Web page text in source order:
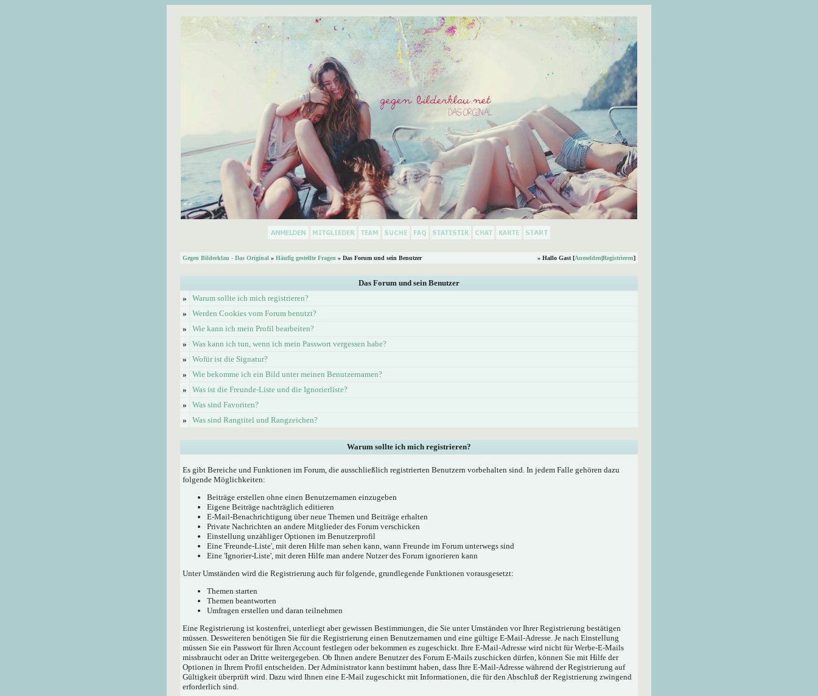
Gegen Bilderklau - Das Original » Häufig gestellte Fragen » Das Forum und sein Benutzer » Hallo Gast [Anmelden|Registrieren]
Das Forum und sein Benutzer
»
Warum sollte ich mich registrieren?
»
Werden Cookies vom Forum benutzt?
»
Wie kann ich mein Profil bearbeiten?
»
Was kann ich tun, wenn ich mein Passwort vergessen habe?
»
Wofür ist die Signatur?
»
Wie bekomme ich ein Bild unter meinen Benutzernamen?
»
Was ist die Freunde-Liste und die Ignorierliste?
»
Was sind Favoriten?
»
Was sind Rangtitel und Rangzeichen?
Warum sollte ich mich registrieren?
Es gibt Bereiche und Funktionen im Forum, die ausschließlich registrierten Benutzern vorbehalten sind. In jedem Falle gehören dazu
folgende Möglichkeiten:
Beiträge erstellen ohne einen Benutzernamen einzugeben
Eigene Beiträge nachträglich editieren
E-Mail-Benachrichtigung über neue Themen und Beiträge erhalten
Private Nachrichten an andere Mitglieder des Forum verschicken
Einstellung unzähliger Optionen im Benutzerprofil
Eine 'Freunde-Liste', mit deren Hilfe man sehen kann, wann Freunde im Forum unterwegs sind
Eine 'Ignorier-Liste', mit deren Hilfe man andere Nutzer des Forum ignorieren kann
Unter Umständen wird die Registrierung auch für folgende, grundlegende Funktionen vorausgesetzt:
Themen starten
Themen beantworten
Umfragen erstellen und daran teilnehmen
Eine Registrierung ist kostenfrei, unterliegt aber gewissen Bestimmungen, die Sie unter Umständen vor Ihrer Registrierung bestätigen
müssen. Desweiteren benötigen Sie für die Registrierung einen Benutzernamen und eine gültige E-Mail-Adresse. Je nach Einstellung
müssen Sie ein Passwort für Ihren Account festlegen oder bekommen es zugeschickt. Ihre E-Mail-Adresse wird nicht für Werbe-E-Mails
missbraucht oder an Dritte weitergegeben. Ob Ihnen andere Benutzer des Forum E-Mails zuschicken dürfen, können Sie mit Hilfe der
Optionen in Ihrem Profil entscheiden. Der Administrator kann bestimmt haben, dass Ihre E-Mail-Adresse während der Registrierung auf
Gültigkeit überprüft wird. Dazu wird Ihnen eine E-Mail zugeschickt mit Informationen, die für den Abschluß der Registrierung zwingend
erforderlich sind.